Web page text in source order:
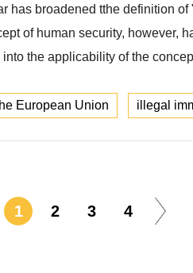
has broadened tthe definition
of human security, however,
the applicability of the
European Union illegal
1 2 3 4